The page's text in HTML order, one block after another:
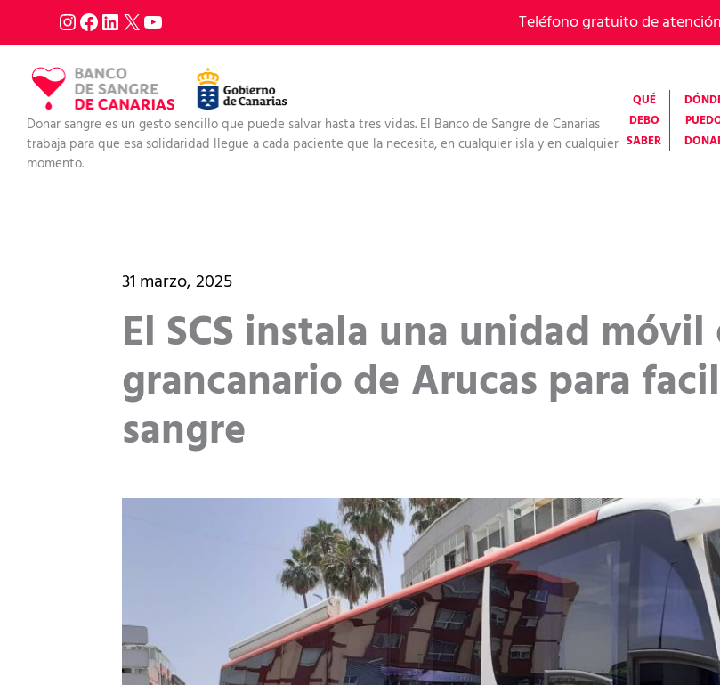
al
contenido
Teléfono gratuito de
Donar sangre es un gesto sencillo que puede salvar hasta tres vidas. El Banco de Sangre de Canarias
trabaja para que esa solidaridad llegue a cada paciente que la necesita, en cualquier isla y en cualquier
momento.
QUÉ
DEBO
SABER
31 marzo, 2025
El SCS instala una unidad
grancanario de Arucas para
sangre